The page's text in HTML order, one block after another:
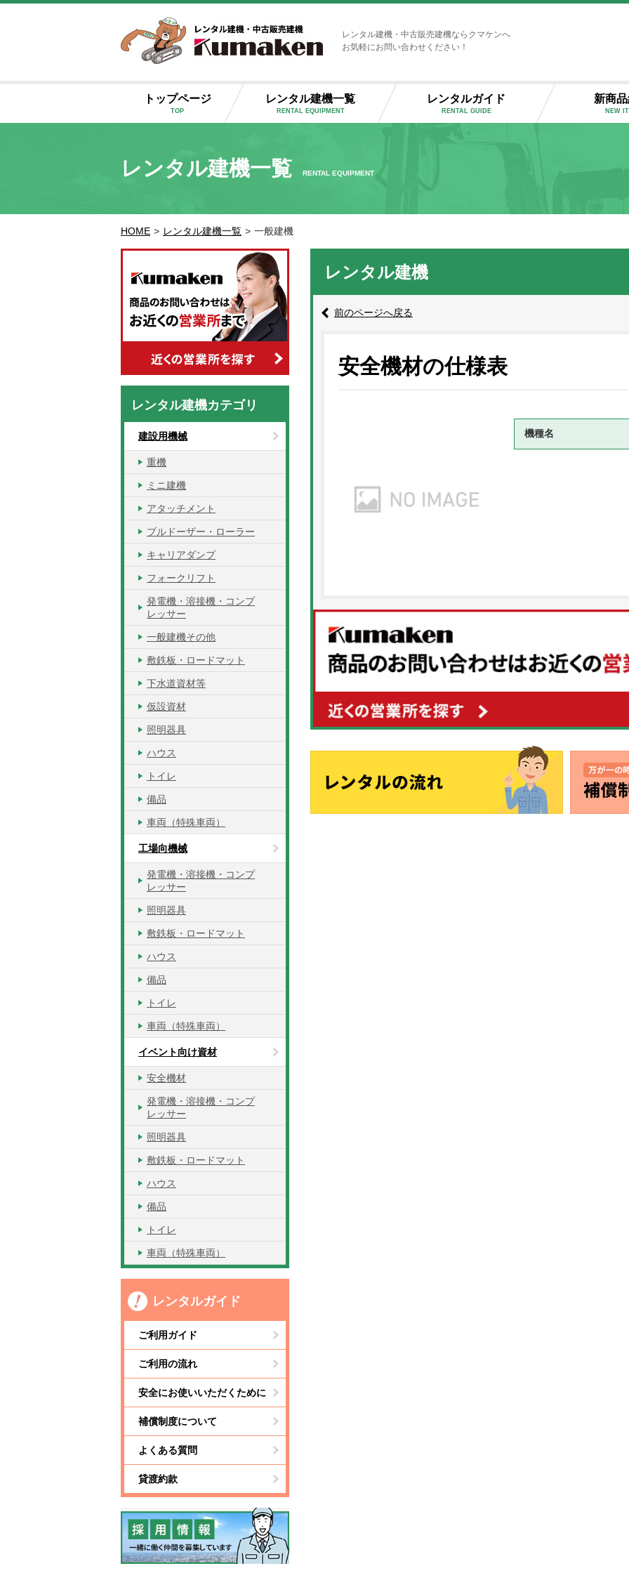
レンタル建機・中古販売建機ならクマケンへ
お気軽にお問い合わせください！
トップページ
TOP
レンタル建機一覧
RENTAL EQUIPMENT
レンタルガイド
RENTAL GUIDE
新商
NEW
レンタル建機一覧 RENTAL EQUIPMENT
HOME > レンタル建機一覧 > 一般建機
レンタル建機
前のページへ戻る
安全機材の仕様表
機種名
レンタル建機カテゴリ
建設用機械
重機
ミニ建機
アタッチメント
ブルドーザー・ローラー
キャリアダンプ
フォークリフト
発電機・溶接機・コンプ
レッサー
一般建機その他
敷鉄板・ロードマット
下水道資材等
仮設資材
照明器具
ハウス
トイレ
備品
車両（特殊車両）
工場向機械
発電機・溶接機・コンプ
レッサー
照明器具
敷鉄板・ロードマット
ハウス
備品
トイレ
車両（特殊車両）
イベント向け資材
安全機材
発電機・溶接機・コンプ
レッサー
照明器具
敷鉄板・ロードマット
ハウス
備品
トイレ
車両（特殊車両）
レンタルガイド
ご利用ガイド
ご利用の流れ
安全にお使いいただくために
補償制度について
よくある質問
貸渡約款